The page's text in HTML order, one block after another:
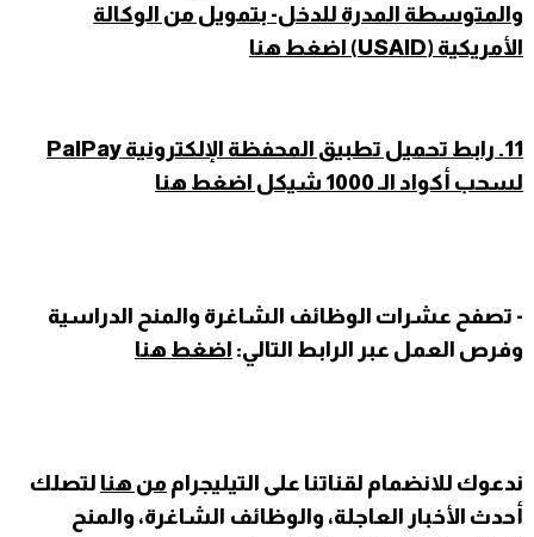
والمتوسطة المدرة للدخل- بتمويل من الوكالة
الأمريكية (USAID) اضغط هنا
11. رابط تحميل تطبيق المحفظة الإلكترونية PalPay
لسحب أكواد الـ 1000 شيكل اضغط هنا
- تصفح عشرات الوظائف الشاغرة والمنح الدراسية
وفرص العمل عبر الرابط التالي: اضغط هنا
ندعوك للانضمام لقناتنا على التيليجرام من هنا لتصلك
أحدث الأخبار العاجلة، والوظائف الشاغرة، والمنح